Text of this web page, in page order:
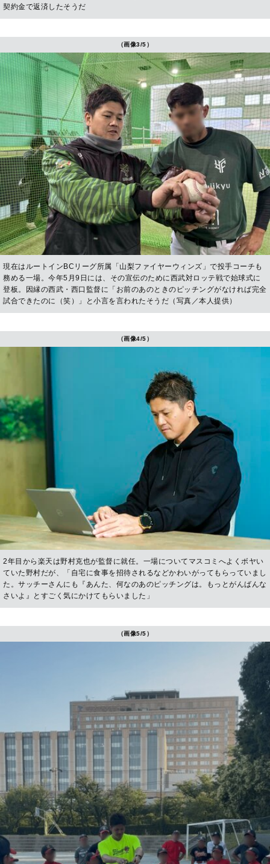
契約金で返済したそうだ
（画像3/5）
現在はルートインBCリーグ所属「山梨ファイヤーウィンズ」で投手コーチも
務める一場。今年5月9日には、その宣伝のために西武対ロッテ戦で始球式に
登板。因縁の西武・西口監督に「お前のあのときのピッチングがなければ完全
試合できたのに（笑）」と小言を言われたそうだ（写真／本人提供）
（画像4/5）
2年目から楽天は野村克也が監督に就任。一場についてマスコミへよくボヤい
ていた野村だが、「自宅に食事を招待されるなどかわいがってもらっていまし
た。サッチーさんにも『あんた、何なのあのピッチングは。もっとがんばんな
さいよ』とすごく気にかけてもらいました」
（画像5/5）